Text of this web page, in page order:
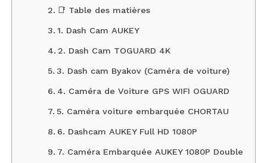
📑 Table des matières
1. Dash Cam AUKEY
2. Dash Cam TOGUARD 4K
3. Dash cam Byakov (Caméra de voiture)
4. Caméra de Voiture GPS WIFI OGUARD
5. Caméra voiture embarquée CHORTAU
6. Dashcam AUKEY Full HD 1080P
7. Caméra Embarquée AUKEY 1080P Double